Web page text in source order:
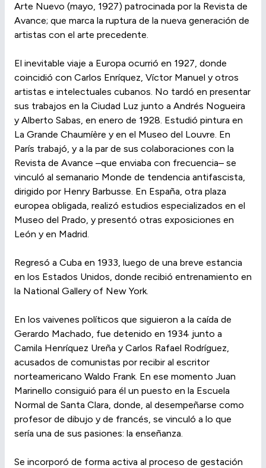
Arte Nuevo (mayo, 1927) patrocinada por la Revista de
Avance; que marca la ruptura de la nueva generación de
artistas con el arte precedente.
El inevitable viaje a Europa ocurrió en 1927, donde
coincidió con Carlos Enríquez, Víctor Manuel y otros
artistas e intelectuales cubanos. No tardó en presentar
sus trabajos en la Ciudad Luz junto a Andrés Nogueira
y Alberto Sabas, en enero de 1928. Estudió pintura en
La Grande Chaumíère y en el Museo del Louvre. En
París trabajó, y a la par de sus colaboraciones con la
Revista de Avance –que enviaba con frecuencia– se
vinculó al semanario Monde de tendencia antifascista,
dirigido por Henry Barbusse. En España, otra plaza
europea obligada, realizó estudios especializados en el
Museo del Prado, y presentó otras exposiciones en
León y en Madrid.
Regresó a Cuba en 1933, luego de una breve estancia
en los Estados Unidos, donde recibió entrenamiento en
la National Gallery of New York.
En los vaivenes políticos que siguieron a la caída de
Gerardo Machado, fue detenido en 1934 junto a
Camila Henríquez Ureña y Carlos Rafael Rodríguez,
acusados de comunistas por recibir al escritor
norteamericano Waldo Frank. En ese momento Juan
Marinello consiguió para él un puesto en la Escuela
Normal de Santa Clara, donde, al desempeñarse como
profesor de dibujo y de francés, se vinculó a lo que
sería una de sus pasiones: la enseñanza.
Se incorporó de forma activa al proceso de gestación